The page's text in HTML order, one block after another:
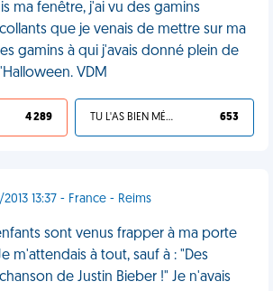
ma fenêtre, j'ai vu des gamins
que je venais de mettre sur ma
gamins à qui j'avais donné plein de
VDM
4 289 TU L'AS BIEN MÉRITÉ 653
2013 13:37 - France - Reims
sont venus frapper à ma porte
m'attendais à tout, sauf à : "Des
de Justin Bieber !" Je n'avais